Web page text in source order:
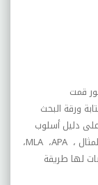
قمت
ورقة البحث
دليل أسلوب
، APA، MLA،
لها طريقة